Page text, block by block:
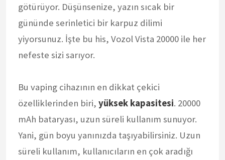
götürüyor. Düşünsenize, yazın sıcak bir
gününde serinletici bir karpuz dilimi
yiyorsunuz. İşte bu his, Vozol Vista 20000 ile her
nefeste sizi sarıyor.
Bu vaping cihazının en dikkat çekici
özelliklerinden biri, yüksek kapasitesi. 20000
mAh bataryası, uzun süreli kullanım sunuyor.
Yani, gün boyu yanınızda taşıyabilirsiniz. Uzun
süreli kullanım, kullanıcıların en çok aradığı